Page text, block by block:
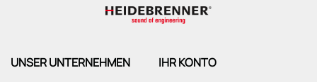
UNSER UNTERNEHMEN IHR KONTO